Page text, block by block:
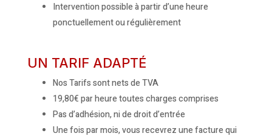
Intervention possible à partir d’une heure
ponctuellement ou régulièrement
UN TARIF ADAPTÉ
Nos Tarifs sont nets de TVA
19,80€ par heure toutes charges comprises
Pas d’adhésion, ni de droit d’entrée
Une fois par mois, vous recevrez une facture qui